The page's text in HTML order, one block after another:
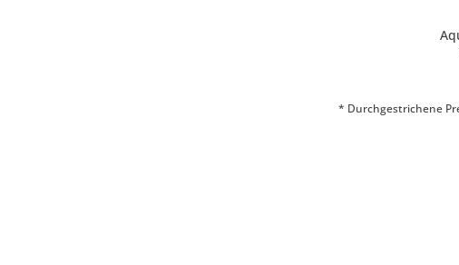
* Durchgestrichene